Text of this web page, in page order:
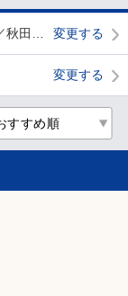
変更する
変更する